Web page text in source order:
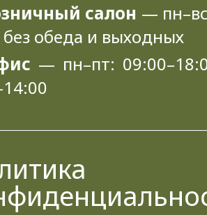
салон —
без обеда и выходных
— пн–пт: